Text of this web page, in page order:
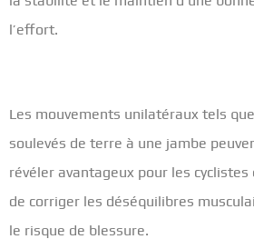
l’effort.
Les mouvements unilatéraux tels
soulevés de terre à une jambe
révéler avantageux pour les
de corriger les déséquilibres
le risque de blessure.